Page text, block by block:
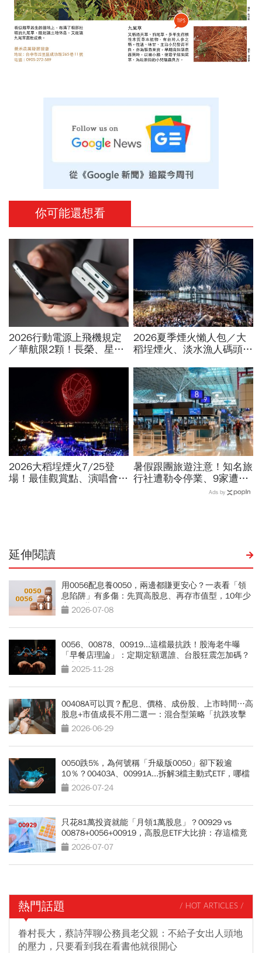
你可能還想看
2026行動電源上飛機規定
／華航限2顆！長榮、星
帶幾個、托運還隨身手提？
2026夏季煙火懶人包／大
稻埕煙火、淡水漁人碼頭、
放時間、表演卡司、最佳觀
賞點必看
2026大稻埕煙火7/25登
場！最佳觀賞點、演唱會卡
暑假跟團旅遊注意！知名旅
行社遭勒令停業、9家遭廢
止或撤照…觀光署完整黑名
Ads by
延伸閱讀
用0056配息養0050，兩邊都賺更安心？一表看「領
息陷阱」有多傷：先買高股息、再存市值型，10年少
賺330萬
2026-07-08
0056、00878、00919...這檔最抗跌！股海老牛曝
「早餐店理論」：定期定額選誰、台股狂震怎加碼？
一文拆解
2025-11-28
00408A可以買？配息、價格、成份股、上市時間…高
股息+市值成長不用二選一：混合型策略「抗跌攻擊
兼備」
2026-06-29
0050跌5%，為何號稱「升級版0050」卻下殺逾
10％？00403A、00991A...拆解3檔主動式ETF，哪檔
最抗跌？
2026-07-24
只花81萬投資就能「月領1萬股息」？00929 vs
00878+0056+00919，高股息ETF大比拚：存這檔竟
能「少花30萬本金」
2026-07-07
熱門話題 / HOT ARTICLES /
眷村長大，蔡詩萍聊公務員老父親：不給子女出人頭地
的壓力，只要看到我在看書他就很開心